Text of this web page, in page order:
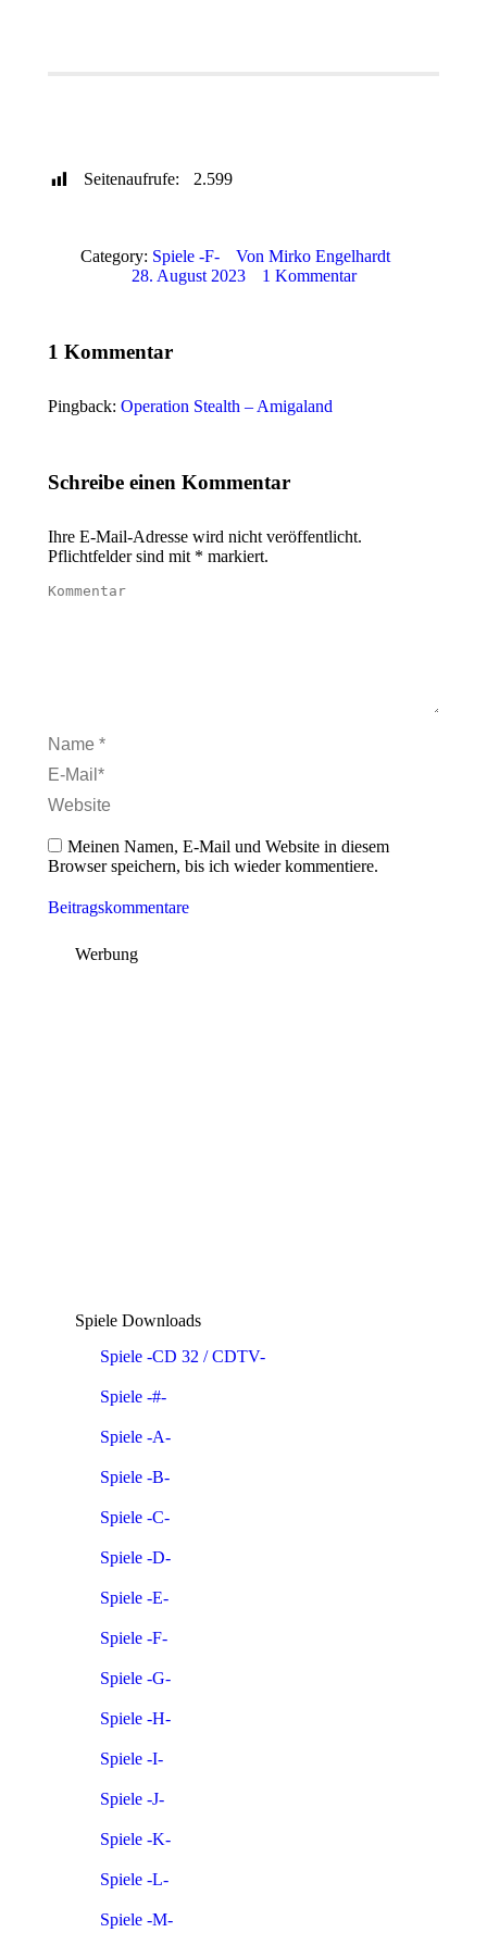
Seitenaufrufe: 2.599
Category: Spiele -F- Von Mirko Engelhardt
28. August 2023
1 Kommentar
1 Kommentar
Pingback: Operation Stealth – Amigaland
Schreibe einen Kommentar
Ihre E-Mail-Adresse wird nicht veröffentlicht.
Pflichtfelder sind mit * markiert.
Kommentar
Name *
E-Mail *
Website
Meinen Namen, E-Mail und Website in diesem
Browser speichern, bis ich wieder kommentiere.
Beitragskommentare
Werbung
Spiele Downloads
Spiele -CD 32 / CDTV-
Spiele -#-
Spiele -A-
Spiele -B-
Spiele -C-
Spiele -D-
Spiele -E-
Spiele -F-
Spiele -G-
Spiele -H-
Spiele -I-
Spiele -J-
Spiele -K-
Spiele -L-
Spiele -M-